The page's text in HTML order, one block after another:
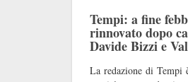
Tempi: a fine
rinnovato dopo
Davide Bizzi e
La redazione di Tempi